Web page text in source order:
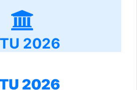
2026
2026